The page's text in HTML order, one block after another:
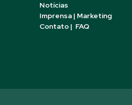
Notícias
Imprensa | Marketing
Contato | FAQ